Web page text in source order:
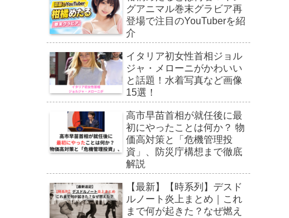
グアニマル巻末グラビア再
登場で注目のYouTuberを紹
介
イタリア初女性首相ジョル
ジャ・メローニがかわいい
と話題！水着写真など画像
15選！
高市早苗首相が就任後に最
初にやったことは何か？ 物
価高対策と「危機管理投
資」、防災庁構想まで徹底
解説
【最新】【時系列】デスド
ルノート炎上まとめ｜これ
まで何が起きた？なぜ燃え